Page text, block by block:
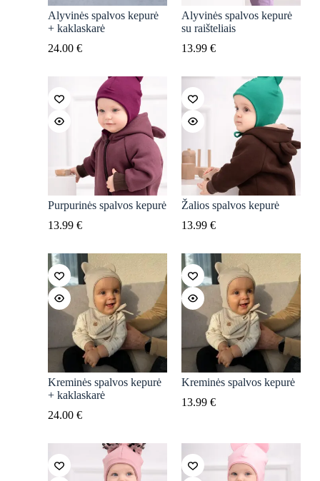
Alyvinės spalvos kepurė
+ kaklaskarė
24.00 €
Alyvinės spalvos kepurė
su raišteliais
13.99 €
Purpurinės spalvos kepurė
13.99 €
Žalios spalvos kepurė
13.99 €
Kreminės spalvos kepurė
+ kaklaskarė
24.00 €
Kreminės spalvos kepurė
13.99 €